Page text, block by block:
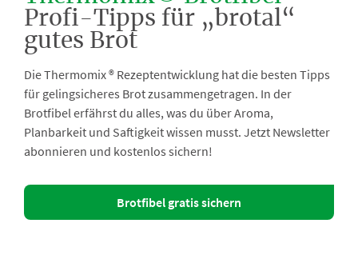
Profi-Tipps für „brotal“
gutes Brot
Die Thermomix ® Rezeptentwicklung hat die besten Tipps
für gelingsicheres Brot zusammengetragen. In der
Brotfibel erfährst du alles, was du über Aroma,
Planbarkeit und Saftigkeit wissen musst. Jetzt Newsletter
abonnieren und kostenlos sichern!
Brotfibel gratis sichern
Link
Newsletter